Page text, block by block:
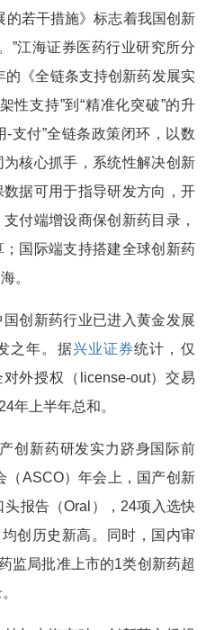
的若干措施》标志着我国创新
”江海证券医药行业研究所分
《全链条支持创新药发展实
性支持”到“精准化突破”的升
支付”全链条政策闭环，以数
核心抓手，系统性解决创新
据可用于指导研发方向，开
付端增设商保创新药目录，
国际端支持搭建全球创新药
。
创新药行业已进入黄金发展
之年。​​据兴业证券统计，​仅
外授权（license-out）交易
年上半年总和。​
产创新药研发实力跻身国际前
（ASCO）年会上，国产创新
报告（Oral），24项入选快
创历史新高。​​同时，国内审
监局批准上市的1类创新药超